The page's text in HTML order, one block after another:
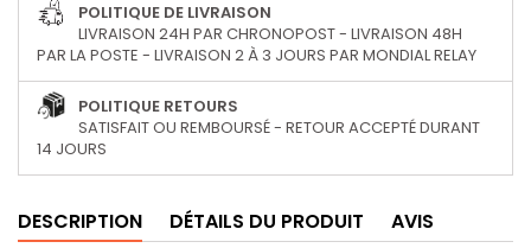
POLITIQUE DE LIVRAISON
LIVRAISON 24H PAR CHRONOPOST - LIVRAISON 48H
PAR LA POSTE - LIVRAISON 2 À 3 JOURS PAR MONDIAL RELAY
POLITIQUE RETOURS
SATISFAIT OU REMBOURSÉ - RETOUR ACCEPTÉ DURANT
14 JOURS
DESCRIPTION DÉTAILS DU PRODUIT AVIS